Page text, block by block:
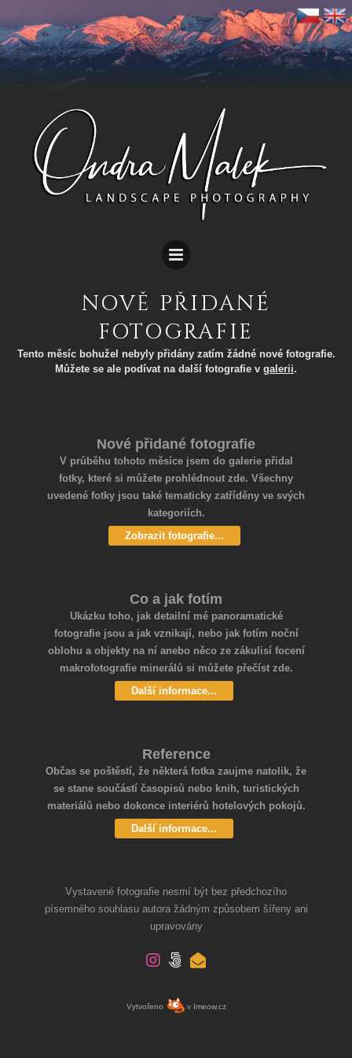
NOVĚ PŘIDANÉ
FOTOGRAFIE
Tento měsíc bohužel nebyly přidány zatím žádné nové fotografie.
Můžete se ale podívat na další fotografie v galerii.
Nové přidané fotografie
V průběhu tohoto měsíce jsem do galerie přidal
fotky, které si můžete prohlédnout zde. Všechny
uvedené fotky jsou také tematicky zatříděny ve svých
kategoriích.
Zobrazit fotografie...
Co a jak fotím
Ukázku toho, jak detailní mé panoramatické
fotografie jsou a jak vznikají, nebo jak fotím noční
oblohu a objekty na ní anebo něco ze zákulisí focení
makrofotografie minerálů si můžete přečíst zde.
Další informace...
Reference
Občas se poštěstí, že některá fotka zaujme natolik, že
se stane součástí časopisů nebo knih, turistických
materiálů nebo dokonce interiérů hotelových pokojů.
Další informace...
Vystavené fotografie nesmí být bez předchozího
písemného souhlasu autora žádným způsobem šířeny ani
upravovány
Vytvořeno v Imeow.cz